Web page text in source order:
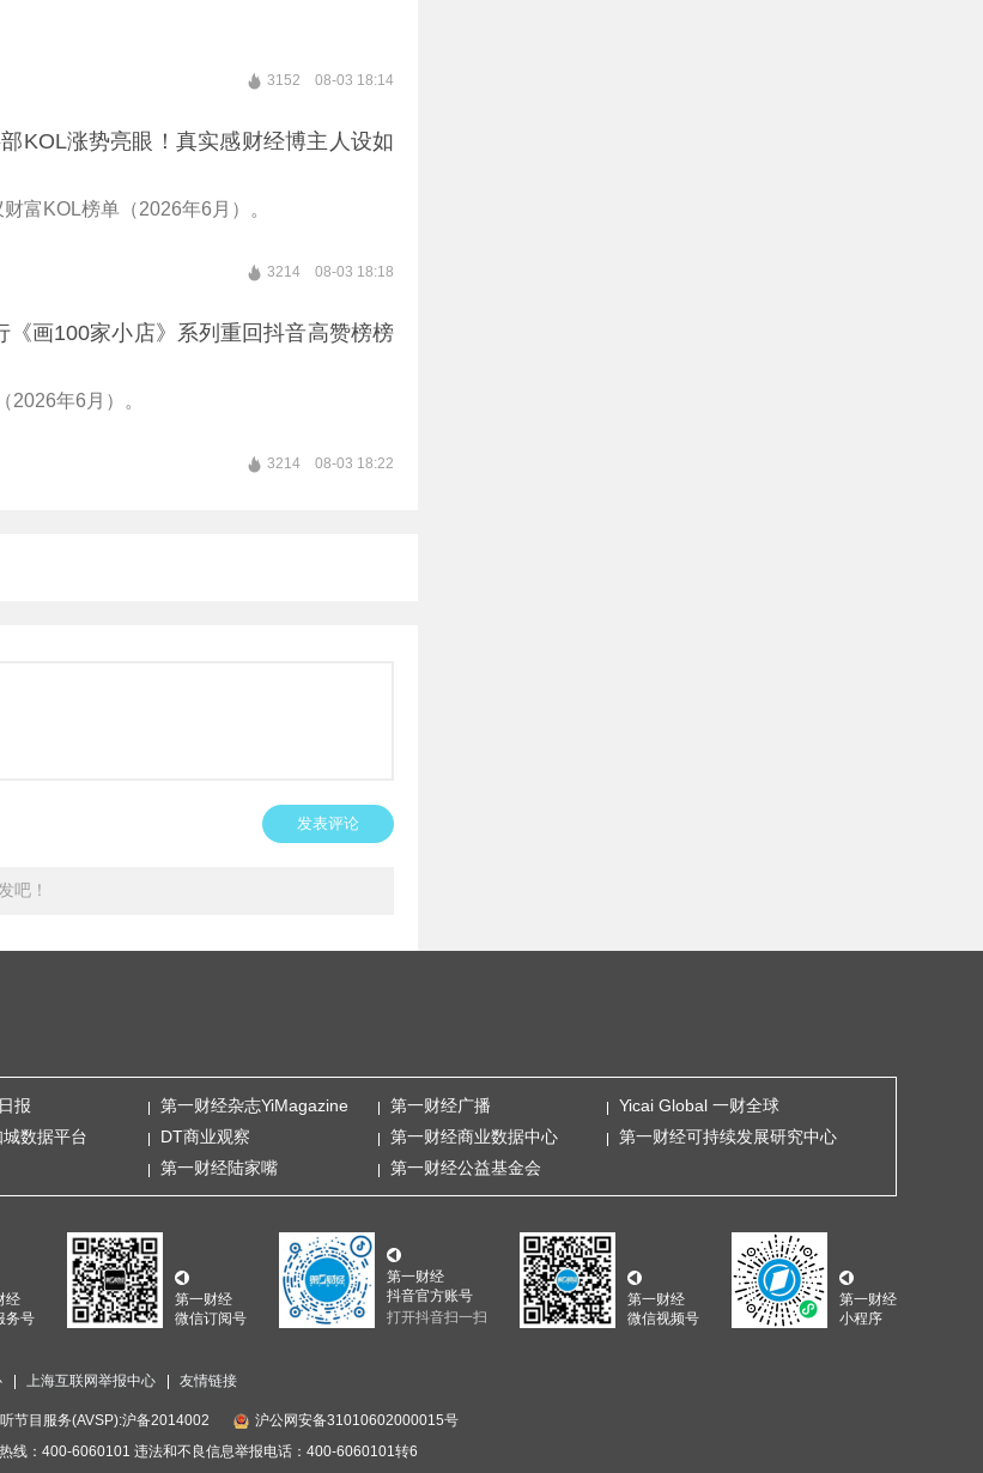
3152 08-03 18:14
KOL涨势亮眼！真实感财经博主人设如
富KOL榜单（2026年6月）。
3214 08-03 18:18
《画100家小店》系列重回抖音高赞榜榜
2026年6月）。
3214 08-03 18:22
发表评论
吧！
报 第一财经杂志YiMagazine 第一财经广播
Yicai Global 一财全球
城数据平台 DT商业观察 第一财经商业数据中心
第一财经可持续发展研究中心
第一财经陆家嘴 第一财经公益基金会
经
务号
第一财经
微信订阅号
第一财经
抖音官方账号
打开抖音扫一扫
第一财经
微信视频号
第一财经
小程序
上海互联网举报中心 友情链接
节目服务(AVSP):沪备2014002
沪公网安备31010602000015号
线：400-6060101 违法和不良信息举报电话：400-6060101转6